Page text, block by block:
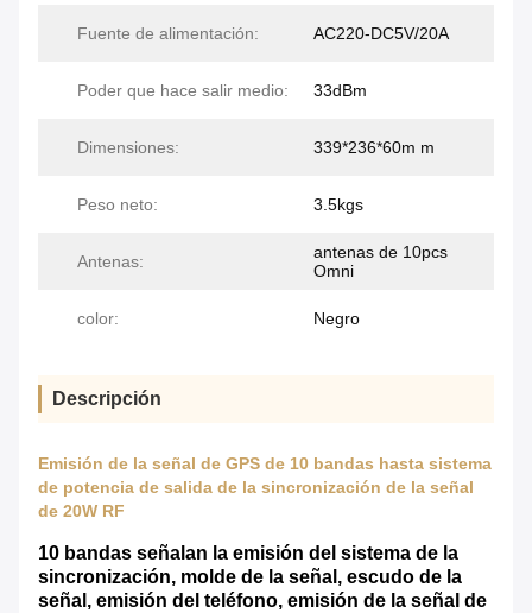
Fuente de alimentación: AC220-DC5V/20A
Poder que hace salir medio: 33dBm
Dimensiones: 339*236*60m m
Peso neto: 3.5kgs
Antenas:
antenas de 10pcs
Omni
color: Negro
Descripción
Emisión de la señal de GPS de 10 bandas hasta sistema
de potencia de salida de la sincronización de la señal
de 20W RF
10 bandas señalan la emisión del sistema de la
sincronización, molde de la señal, escudo de la
señal, emisión del teléfono, emisión de la señal de